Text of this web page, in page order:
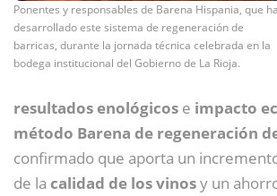
Ponentes y responsables de Barena Hispania, que ha
desarrollado este sistema de regeneración de
barricas, durante la jornada técnica celebrada en la
bodega institucional del Gobierno de La Rioja.
resultados enológicos e impacto
método Barena de regeneración
confirmado que aporta un
de la calidad de los vinosy un